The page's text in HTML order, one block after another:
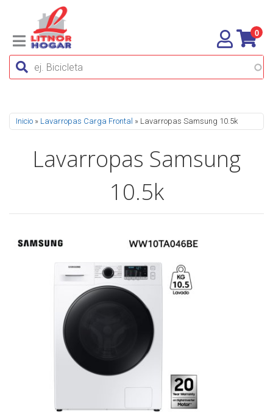
0
Se encuentra usted aquí
Inicio » Lavarropas Carga Frontal » Lavarropas Samsung 10.5k
Lavarropas Samsung
10.5k